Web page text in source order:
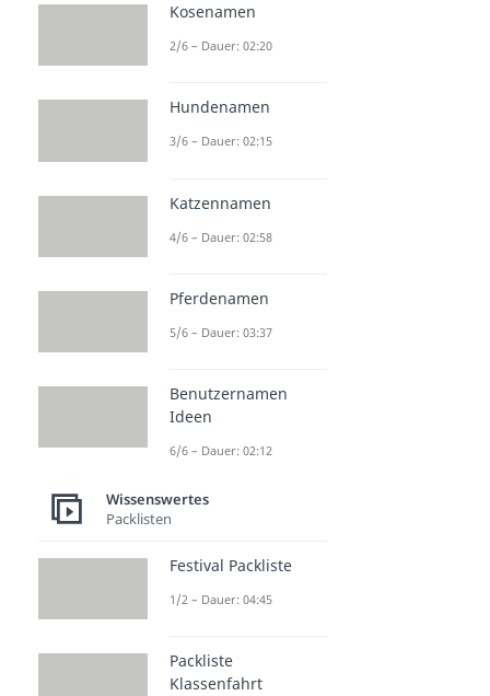
Kosenamen
2/6 – Dauer: 02:20
Hundenamen
3/6 – Dauer: 02:15
Katzennamen
4/6 – Dauer: 02:58
Pferdenamen
5/6 – Dauer: 03:37
Benutzernamen
Ideen
6/6 – Dauer: 02:12
Wissenswertes
Packlisten
Festival Packliste
1/2 – Dauer: 04:45
Packliste
Klassenfahrt